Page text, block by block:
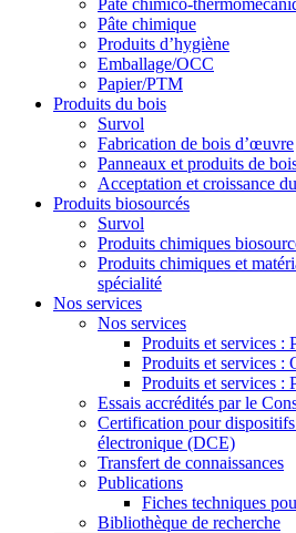
Pâte chimico-
Pâte chimique
Produits d’hygiène
Emballage/OCC
Papier/PTM
Produits du bois
Survol
Fabrication de bois d’œuvre
Panneaux et produits de
Acceptation et croissance
Produits biosourcés
Survol
Produits chimiques
Produits chimiques et
spécialité
Nos services
Nos services
Produits et services :
Produits et services :
Produits et services :
Essais accrédités par le
Certification pour
électronique (DCE)
Transfert de connaissances
Publications
Fiches techniques
Bibliothèque de recherche